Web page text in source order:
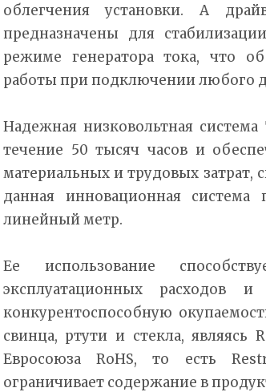
облегчения установки. А
предназначены для
режиме генератора тока, что
работы при подключении любого
Надежная низковольтная система
течение 50 тысяч часов и
материальных и трудовых затрат,
данная инновационная система
линейный метр.
Ее использование
эксплуатационных расходов
конкурентоспособную
свинца, ртути и стекла, являясь
Евросоюза RoHS, то есть
ограничивает содержание в